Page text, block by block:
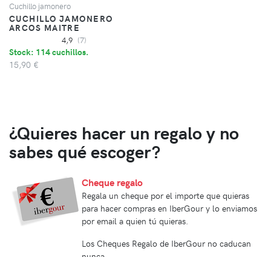
Cuchillo jamonero
CUCHILLO JAMONERO
ARCOS MAITRE
4,9 (7)
Stock: 114 cuchillos.
15,90 €
¿Quieres hacer un regalo y no
sabes qué escoger?
Cheque regalo
Regala un cheque por el importe que quieras
para hacer compras en IberGour y lo enviamos
por email a quien tú quieras.
Los Cheques Regalo de IberGour no caducan